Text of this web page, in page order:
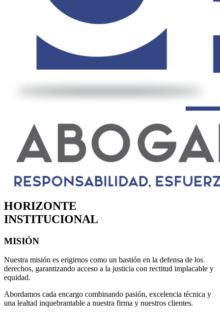
HORIZONTE
INSTITUCIONAL
MISIÓN
Nuestra misión es erigirnos como un bastión en la defensa de los
derechos, garantizando acceso a la justicia con rectitud implacable y
equidad.
Abordamos cada encargo combinando pasión, excelencia técnica y
una lealtad inquebrantable a nuestra firma y nuestros clientes.